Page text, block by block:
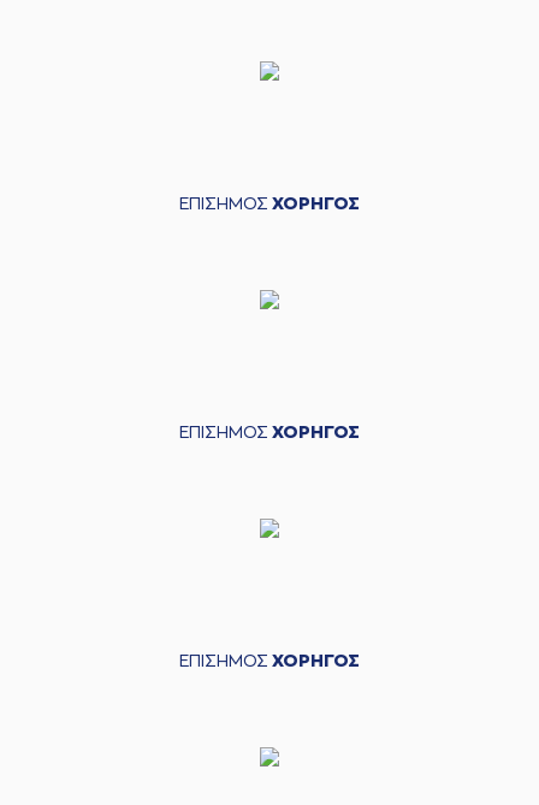
ΕΠΙΣΗΜΟΣ ΧΟΡΗΓΟΣ
ΕΠΙΣΗΜΟΣ ΧΟΡΗΓΟΣ
ΕΠΙΣΗΜΟΣ ΧΟΡΗΓΟΣ